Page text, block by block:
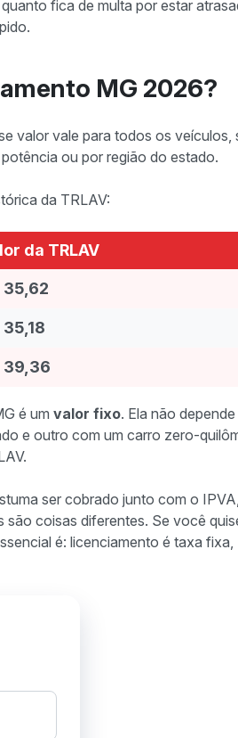
fica de multa por estar
MG 2026?
valor vale para todos os veículos,
ou por região do estado.
da TRLAV:
da TRLAV
35,62
35,18
39,36
é um valor fixo. Ela não
e outro com um carro zero-
ser cobrado junto com o
coisas diferentes. Se você
é: licenciamento é taxa fixa,